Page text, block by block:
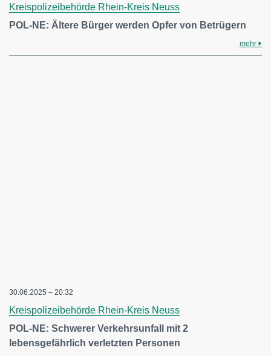
Kreispolizeibehörde Rhein-Kreis Neuss
POL-NE: Ältere Bürger werden Opfer von Betrügern
mehr
30.06.2025 – 20:32
Kreispolizeibehörde Rhein-Kreis Neuss
POL-NE: Schwerer Verkehrsunfall mit 2
lebensgefährlich verletzten Personen